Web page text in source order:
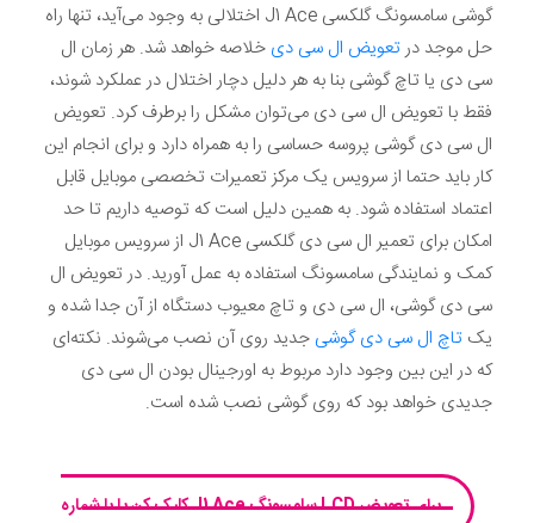
گوشی سامسونگ گلکسی J1 Ace اختلالی به وجود می‌آید، تنها راه
حل موجد درتعویض ال سی دی خلاصه خواهد شد. هر زمان ال
سی دی یا تاچ گوشی بنا به هر دلیل دچار اختلال در عملکرد شوند،
فقط با تعویض ال سی دی می‌توان مشکل را برطرف کرد. تعویض
ال سی دی گوشی پروسه حساسی را به همراه دارد و برای انجام این
کار باید حتما از سرویس یک مرکز تعمیرات تخصصی موبایل قابل
اعتماد استفاده شود. به همین دلیل است که توصیه داریم تا حد
امکان برای تعمیر ال سی دی گلکسی J1 Ace از سرویس موبایل
کمک و نمایندگی سامسونگ استفاده به عمل آورید. در تعویض ال
سی دی گوشی، ال سی دی و تاچ معیوب دستگاه از آن جدا شده و
یک تاچ ال سی دی گوشی جدید روی آن نصب می‌شوند. نکته‌ای
که در این بین وجود دارد مربوط به اورجینال بودن ال سی دی
جدیدی خواهد بود که روی گوشی نصب شده است.
برای تعویض LCD سامسونگ J1 Ace کلیک کن یا با شماره